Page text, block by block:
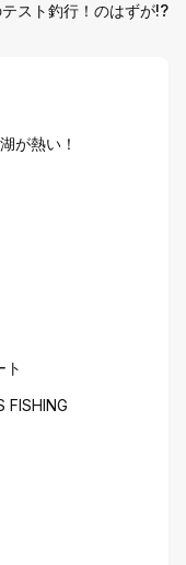
スト釣行！のはずが!?
が熱い！
ト
FISHING